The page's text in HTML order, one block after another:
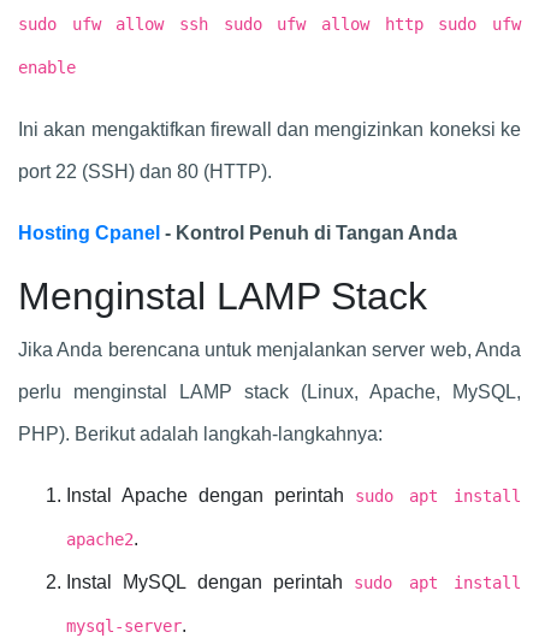
sudo ufw allow ssh sudo ufw allow http sudo ufw
enable
Ini akan mengaktifkan firewall dan mengizinkan koneksi ke
port 22 (SSH) dan 80 (HTTP).
Hosting Cpanel - Kontrol Penuh di Tangan Anda
Menginstal LAMP Stack
Jika Anda berencana untuk menjalankan server web, Anda
perlu menginstal LAMP stack (Linux, Apache, MySQL,
PHP). Berikut adalah langkah-langkahnya:
Instal Apache dengan perintah sudo apt install
apache2.
Instal MySQL dengan perintah sudo apt install
mysql-server.